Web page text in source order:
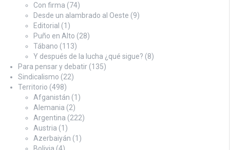
Con firma (74)
Desde un alambrado al Oeste (9)
Editorial (1)
Puño en Alto (28)
Tábano (113)
Y después de la lucha ¿qué sigue? (8)
Para pensar y debatir (135)
Sindicalismo (22)
Territorio (498)
Afganistán (1)
Alemania (2)
Argentina (222)
Austria (1)
Azerbaiyán (1)
Bolivia (4)